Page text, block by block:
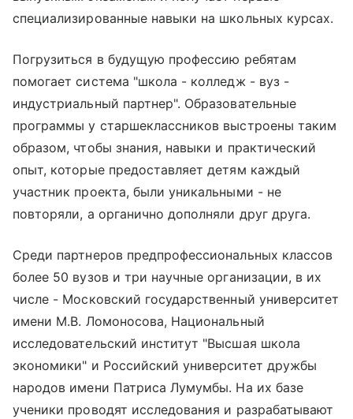
специализированные навыки на школьных курсах.
Погрузиться в будущую профессию ребятам
помогает система "школа - колледж - вуз -
индустриальный партнер". Образовательные
программы у старшеклассников выстроены таким
образом, чтобы знания, навыки и практический
опыт, которые предоставляет детям каждый
участник проекта, были уникальными - не
повторяли, а органично дополняли друг друга.
Среди партнеров предпрофессиональных классов
более 50 вузов и три научные организации, в их
числе - Московский государственный университет
имени М.В. Ломоносова, Национальный
исследовательский институт "Высшая школа
экономики" и Российский университет дружбы
народов имени Патриса Лумумбы. На их базе
ученики проводят исследования и разрабатывают